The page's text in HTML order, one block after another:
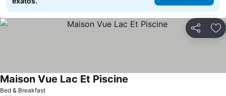
Partilhar
Bed & Breakfast
Maison Vue Lac Et Piscine